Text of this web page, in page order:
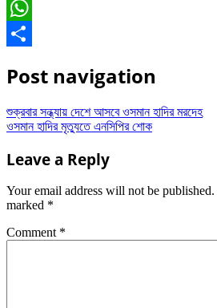
Messenger
WhatsApp
Post navigation
শুক্রবার সন্ধ্যায় দেশে আসবে ওসমান হাদির মরদেহ
ওসমান হাদির মৃত্যুতে এনসিপির শোক
Leave a Reply
Your email address will not be published.
marked *
Comment *